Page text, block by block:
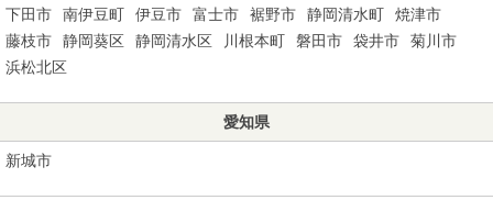
下田市 南伊豆町 伊豆市 富士市 裾野市 静岡清水町
焼津市
藤枝市
静岡葵区 静岡清水区 川根本町 磐田市 袋井市
菊川市
浜松北区
愛知県
新城市